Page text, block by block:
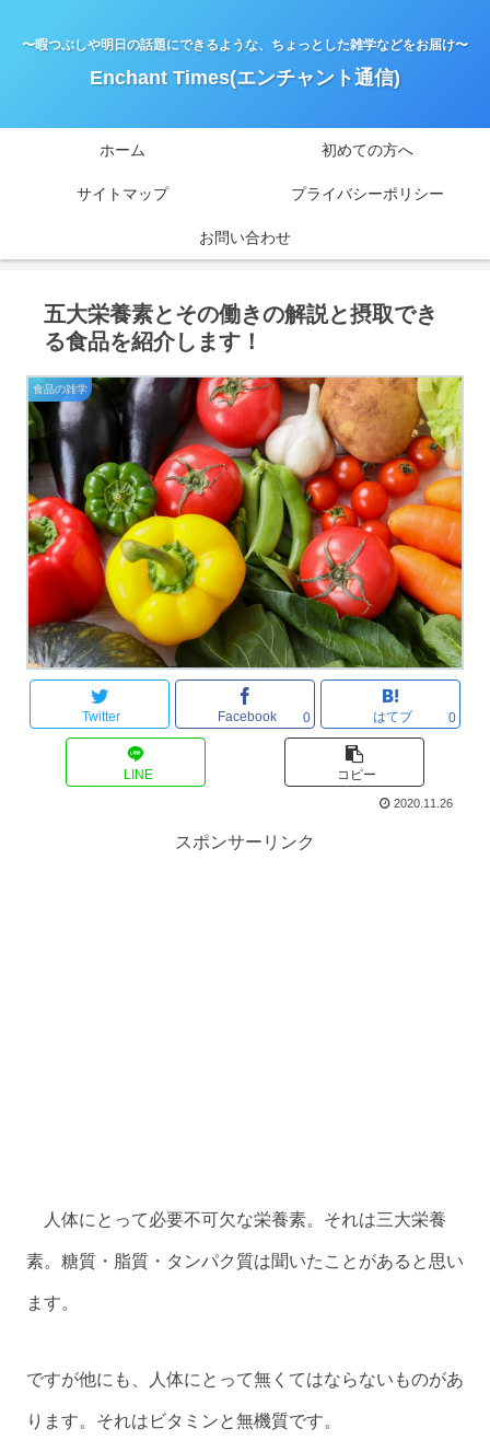
〜暇つぶしや明日の話題にできるような、ちょっとした雑学などをお届け〜
Enchant Times(エンチャント通信)
ホーム 初めての方へ
サイトマップ プライバシーポリシー
お問い合わせ
五大栄養素とその働きの解説と摂取でき
る食品を紹介します！
食品の雑学
Twitter Facebook 0 はてブ 0
LINE コピー
2020.11.26
スポンサーリンク
人体にとって必要不可欠な栄養素。それは三大栄養
素。糖質・脂質・タンパク質は聞いたことがあると思い
ます。
ですが他にも、人体にとって無くてはならないものがあ
ります。それはビタミンと無機質です。